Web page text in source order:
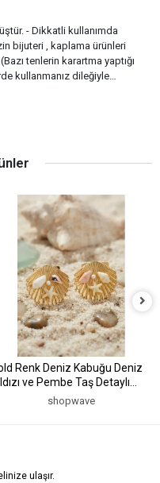
- Dikkatli kullanımda
bijuteri , kaplama ürünleri
tenlerin karartma yaptığı
kullanmanız dileğiyle…
Renk Deniz Kabuğu Deniz
ve Pembe Taş Detaylı
shopwave
ulaşır.